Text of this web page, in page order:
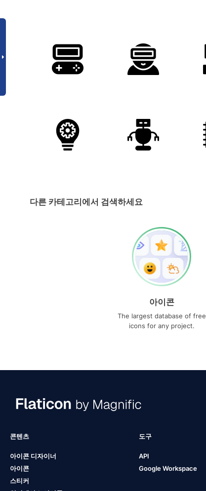
다른 카테고리에서 검색하세요
아이콘
The largest database of free
icons for any project.
콘텐츠
아이콘 디자이너
아이콘
스티커
도구
API
Google Workspace